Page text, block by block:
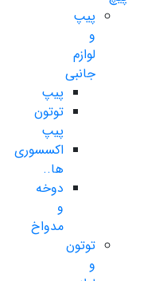
پیپ
و
لوازم
جانبی
پیپ
توتون
پیپ
اکسسوری
ها..
دوخه
و
مدواخ
توتون
و